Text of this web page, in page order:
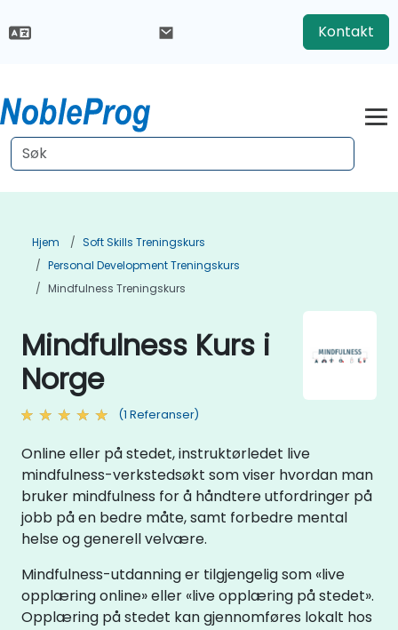
Kontakt
Hjem
Soft Skills Treningskurs
Personal Development Treningskurs
Mindfulness Treningskurs
Mindfulness Kurs i
Norge
(1 Referanser)
Online eller på stedet, instruktørledet live
mindfulness-verkstedsøkt som viser hvordan man
bruker mindfulness for å håndtere utfordringer på
jobb på en bedre måte, samt forbedre mental
helse og generell velvære.
Mindfulness-utdanning er tilgjengelig som «live
opplæring online» eller «live opplæring på stedet».
Opplæring på stedet kan gjennomføres lokalt hos